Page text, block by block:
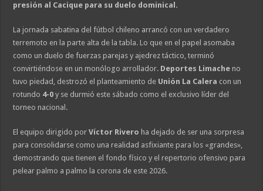
presión al Cacique para su duelo dominical.
La jornada sabatina del fútbol chileno arrancó con un verdadero
terremoto en la parte alta de la tabla. Lo que en el papel asomaba
como un duelo de fuerzas parejas y ajedrez táctico, terminó
convirtiéndose en un monólogo arrollador. Deportes Limache no
tuvo piedad, destrozó el planteamiento de Unión La Calera con un
rotundo 4-0 y se durmió este sábado como el exclusivo líder del
torneo nacional.
El equipo dirigido porVíctor Rivero ha dejado de ser una sorpresa
para consolidarse como una realidad asfixiante para los «grandes»,
demostrando que tienen el fondo físico y el repertorio ofensivo para
pelear palmo a palmo la corona de este 2026.